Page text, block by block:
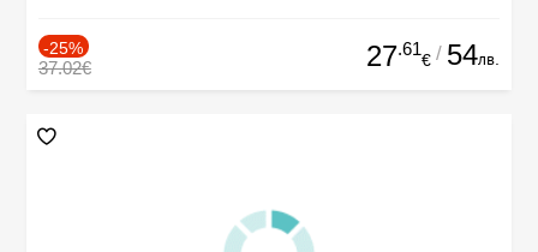
-25%
37.02€ 27.61
€ / 54лв.